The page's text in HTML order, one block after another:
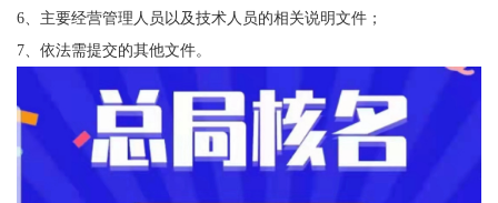
6、主要经营管理人员以及技术人员的相关说明文件；
7、依法需提交的其他文件。